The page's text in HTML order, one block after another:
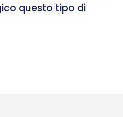
questo tipo di